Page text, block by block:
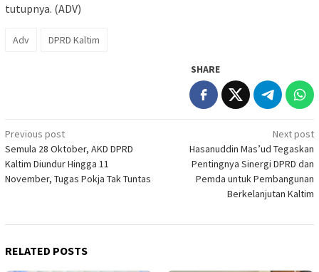
tutupnya. (ADV)
Adv DPRD Kaltim
SHARE
Post
navigation
Previous post
Semula 28 Oktober, AKD DPRD
Kaltim Diundur Hingga 11
November, Tugas Pokja Tak Tuntas
Next post
Hasanuddin Mas’ud Tegaskan
Pentingnya Sinergi DPRD dan
Pemda untuk Pembangunan
Berkelanjutan Kaltim
RELATED POSTS